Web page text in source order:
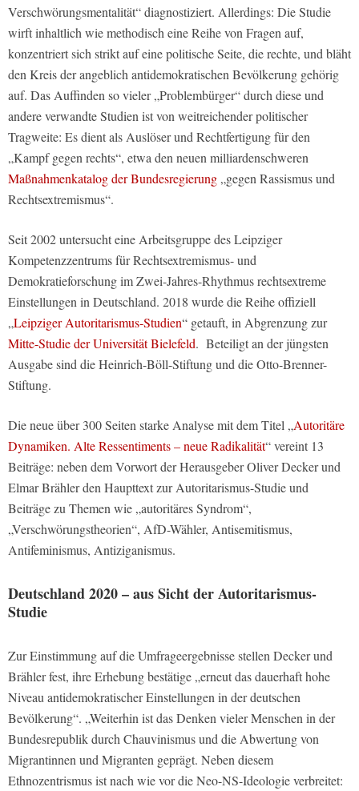
Verschwörungsmentalität“ diagnostiziert. Allerdings: Die Studie
wirft inhaltlich wie methodisch eine Reihe von Fragen auf,
konzentriert sich strikt auf eine politische Seite, die rechte, und bläht
den Kreis der angeblich antidemokratischen Bevölkerung gehörig
auf. Das Auffinden so vieler „Problembürger“ durch diese und
andere verwandte Studien ist von weitreichender politischer
Tragweite: Es dient als Auslöser und Rechtfertigung für den
„Kampf gegen rechts“, etwa den neuen milliardenschweren
Maßnahmenkatalog der Bundesregierung „gegen Rassismus und
Rechtsextremismus“.
Seit 2002 untersucht eine Arbeitsgruppe des Leipziger
Kompetenzzentrums für Rechtsextremismus- und
Demokratieforschung im Zwei-Jahres-Rhythmus rechtsextreme
Einstellungen in Deutschland. 2018 wurde die Reihe offiziell
„Leipziger Autoritarismus-Studien“ getauft, in Abgrenzung zur
Mitte-Studie der Universität Bielefeld. Beteiligt an der jüngsten
Ausgabe sind die Heinrich-Böll-Stiftung und die Otto-Brenner-
Stiftung.
Die neue über 300 Seiten starke Analyse mit dem Titel „Autoritäre
Dynamiken. Alte Ressentiments – neue Radikalität“ vereint 13
Beiträge: neben dem Vorwort der Herausgeber Oliver Decker und
Elmar Brähler den Haupttext zur Autoritarismus-Studie und
Beiträge zu Themen wie „autoritäres Syndrom“,
„Verschwörungstheorien“, AfD-Wähler, Antisemitismus,
Antifeminismus, Antiziganismus.
Deutschland 2020 – aus Sicht der Autoritarismus-
Studie
Zur Einstimmung auf die Umfrageergebnisse stellen Decker und
Brähler fest, ihre Erhebung bestätige „erneut das dauerhaft hohe
Niveau antidemokratischer Einstellungen in der deutschen
Bevölkerung“. „Weiterhin ist das Denken vieler Menschen in der
Bundesrepublik durch Chauvinismus und die Abwertung von
Migrantinnen und Migranten geprägt. Neben diesem
Ethnozentrismus ist nach wie vor die Neo-NS-Ideologie verbreitet: